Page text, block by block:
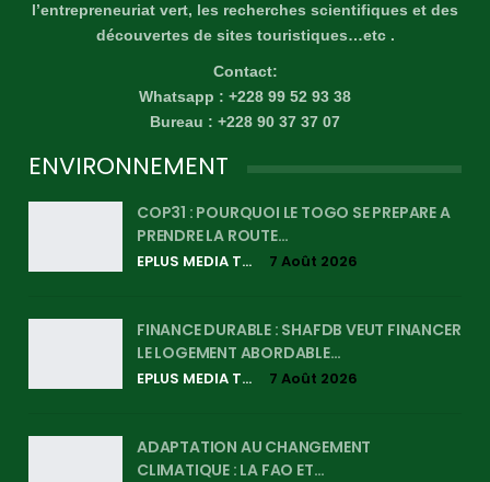
l’entrepreneuriat vert, les recherches scientifiques et des
découvertes de sites touristiques…etc .
Contact:
Whatsapp : +228 99 52 93 38
Bureau : +228 90 37 37 07
ENVIRONNEMENT
COP31 : POURQUOI LE TOGO SE PREPARE A
PRENDRE LA ROUTE…
EPLUS MEDIA TV 7 Août 2026
FINANCE DURABLE : SHAFDB VEUT FINANCER
LE LOGEMENT ABORDABLE…
EPLUS MEDIA TV 7 Août 2026
ADAPTATION AU CHANGEMENT
CLIMATIQUE : LA FAO ET…